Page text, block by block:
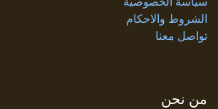
الشروط والاحكام
تواصل معنا
من نحن